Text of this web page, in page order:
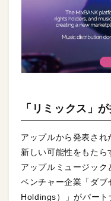
「リミックス」
アップルから発表さ
新しい可能性をもたら
アップルミュージッ
ベンチャー企業「ダ
Holdings）」がパー